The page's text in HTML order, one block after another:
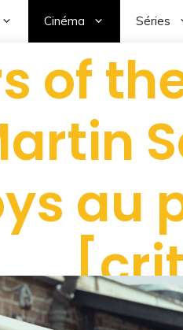
Cinéma Séries
of
au